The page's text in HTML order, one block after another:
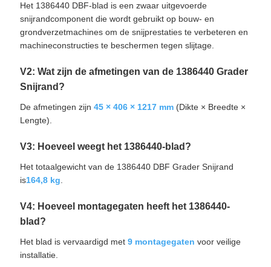
Het 1386440 DBF-blad is een zwaar uitgevoerde
snijrandcomponent die wordt gebruikt op bouw- en
grondverzetmachines om de snijprestaties te verbeteren en
machineconstructies te beschermen tegen slijtage.
V2: Wat zijn de afmetingen van de 1386440 Grader
Snijrand?
De afmetingen zijn 45 × 406 × 1217 mm(Dikte × Breedte ×
Lengte).
V3: Hoeveel weegt het 1386440-blad?
Het totaalgewicht van de 1386440 DBF Grader Snijrand
is164,8 kg.
V4: Hoeveel montagegaten heeft het 1386440-
blad?
Het blad is vervaardigd met 9 montagegaten voor veilige
installatie.